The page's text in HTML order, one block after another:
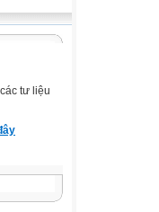
tư liệu